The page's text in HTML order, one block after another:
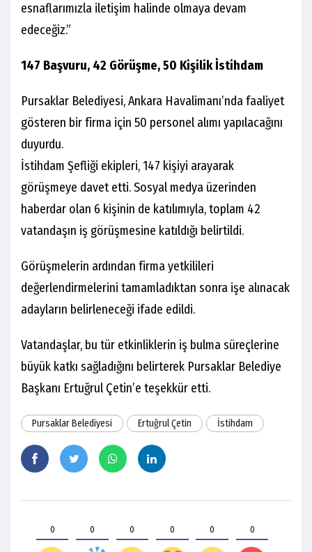
esnaflarımızla iletişim halinde olmaya devam
edeceğiz.”
147 Başvuru, 42 Görüşme, 50 Kişilik İstihdam
Pursaklar Belediyesi, Ankara Havalimanı’nda faaliyet
gösteren bir firma için 50 personel alımı yapılacağını
duyurdu.
İstihdam Şefliği ekipleri, 147 kişiyi arayarak
görüşmeye davet etti. Sosyal medya üzerinden
haberdar olan 6 kişinin de katılımıyla, toplam 42
vatandaşın iş görüşmesine katıldığı belirtildi.
Görüşmelerin ardından firma yetkilileri
değerlendirmelerini tamamladıktan sonra işe alınacak
adayların belirleneceği ifade edildi.
Vatandaşlar, bu tür etkinliklerin iş bulma süreçlerine
büyük katkı sağladığını belirterek Pursaklar Belediye
Başkanı Ertuğrul Çetin’e teşekkür etti.
Pursaklar Belediyesi Ertuğrul Çetin İstihdam
0 0 0 0 0 0